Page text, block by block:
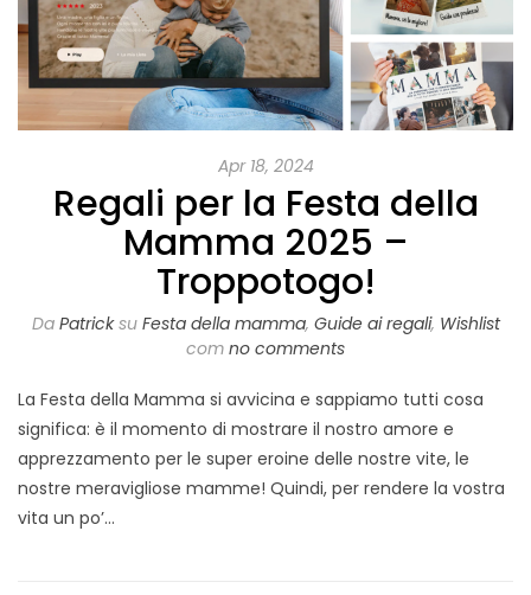
Apr 18, 2024
Regali per la Festa della
Mamma 2025 –
Troppotogo!
Da Patricksu Festa della mamma, Guide ai regali, Wishlist
com no comments
La Festa della Mamma si avvicina e sappiamo tutti cosa
significa: è il momento di mostrare il nostro amore e
apprezzamento per le super eroine delle nostre vite, le
nostre meravigliose mamme! Quindi, per rendere la vostra
vita un po’…